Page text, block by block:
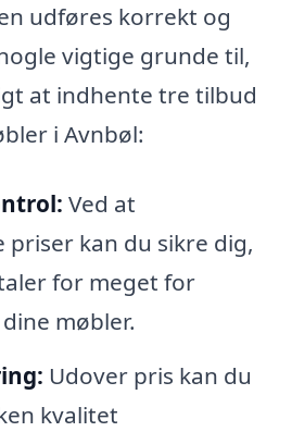
udføres korrekt og
vigtige grunde til,
at indhente tre tilbud
i Avnbøl:
Ved at
priser kan du sikre dig,
for meget for
møbler.
Udover pris kan du
kvalitet